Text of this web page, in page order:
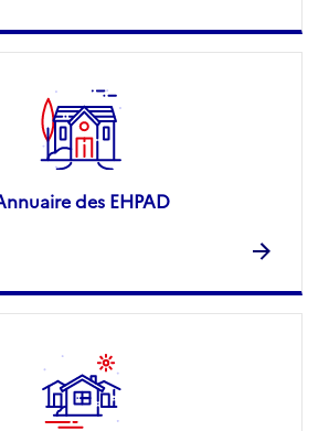
des EHPAD